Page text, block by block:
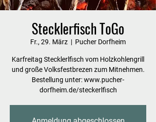
Stecklerfisch ToGo
Fr., 29. März
  |
Pucher Dorfheim
Karfreitag Stecklerlfisch vom Holzkohlengrill
und große Volksfestbrezen zum Mitnehmen.
Bestellung unter: www.pucher-
dorfheim.de/steckerlfisch